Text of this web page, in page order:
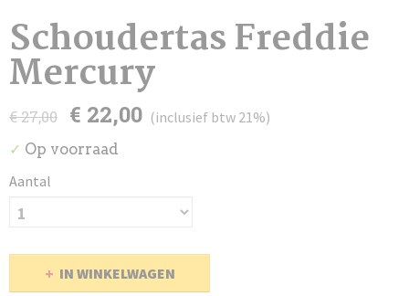
Schoudertas Freddie
Mercury
€ 27,00 € 22,00 (inclusief btw 21%)
✓ Op voorraad
Aantal
IN WINKELWAGEN